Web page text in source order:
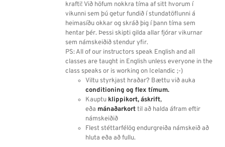
krafti! Við höfum nokkra tíma af sitt hvorum í
vikunni sem þú getur fundið í stundatöflunni á
heimasíðu okkar og skráð þig í þann tíma sem
hentar þér. Þessi skipti gilda allar fjórar vikurnar
sem námskeiðið stendur yfir.
PS: All of our instructors speak English and all
classes are taught in English unless everyone in the
class speaks or is working on Icelandic ;-)
Viltu styrkjast hraðar? Bættu við auka
conditioning og flex tímum.
Kauptu klippikort,áskrift,
eða mánaðarkorttil að halda áfram eftir
námskeiðið
Flest stéttarfélög endurgreiða námskeið að
hluta eða að fullu.